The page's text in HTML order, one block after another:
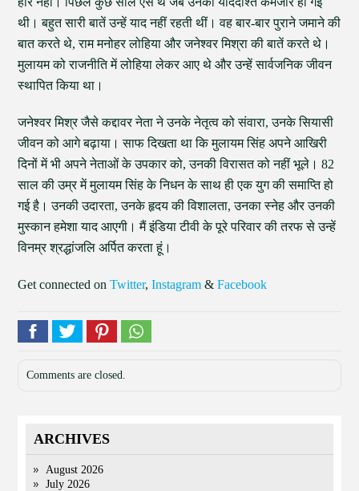
थी। बहुत सारी बातें उन्हें याद नहीं रहती थीं। वह बार-बार पुराने जमाने की
बात करते थे, राम मनोहर लोहिया और जनेश्वर मिश्रा की बातें करते थे।
मुलायम को राजनीति में लोहिया लेकर आए थे और उन्हें सार्वजनिक जीवन
स्थापित किया था।
जनेश्वर मिश्र जैसे कद्दावर नेता ने उनके नेतृत्व को संवारा, उनके सियासी
जीवन को आगे बढ़ाया। साफ दिखता था कि मुलायम सिंह अपने आखिरी
दिनों में भी अपने नेताओं के उपकार को, उनकी विरासत को नहीं भूले। 82
साल की उम्र में मुलायम सिंह के निधन के साथ ही एक युग की समाप्ति हो
गई है। उनकी उदारता, उनके हृदय की विशालता, उनका स्नेह और उनकी
मुस्कान हमेशा याद आएगी। मैं इंडिया टीवी के पूरे परिवार की तरफ से उन्हें
विनम्र श्रद्धांजलि अर्पित करता हूं।
Get connected onTwitter,Instagram &Facebook
Comments are closed.
ARCHIVES
August 2026
July 2026